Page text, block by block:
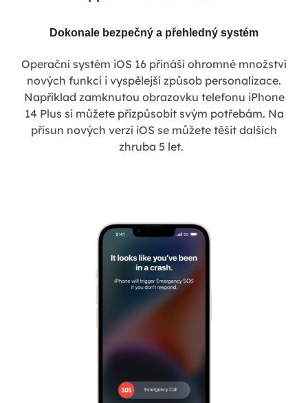
Dokonale bezpečný a přehledný systém
Operační systém iOS 16 přináší ohromné množství
nových funkcí i vyspělejší způsob personalizace.
Například zamknutou obrazovku telefonu iPhone
14 Plus si můžete přizpůsobit svým potřebám. Na
přísun nových verzí iOS se můžete těšit dalších
zhruba 5 let.